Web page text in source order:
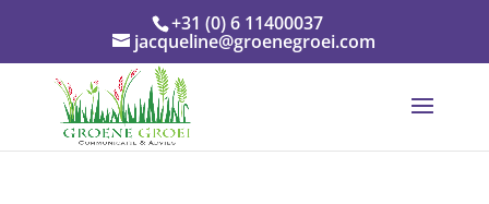
+31 (0) 6 11400037
jacqueline@groenegroei.com